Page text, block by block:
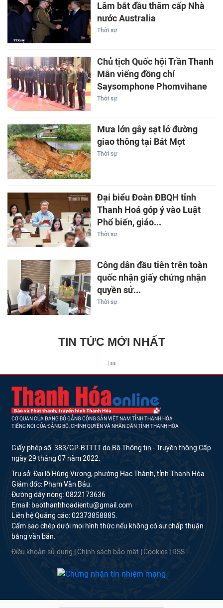
Lâm bắt đầu thăm cấp Nhà
nước Australia
Thời sự
Chủ tịch Quốc hội Trần Thanh
Mẫn viếng đồng chí
Saysomphone Phomvihane
Thời sự
Mưa lớn gây sạt lở đường
giao thông tại Bát Mọt
Thời sự
Đại biểu Đoàn ĐBQH tỉnh
Thanh Hoá góp ý vào Luật
Phổ biến, giáo...
Thời sự
Công dân đầu tiên trên toàn
quốc nhận giấy chứng nhận
quyền sử...
Thời sự
TIN TỨC MỚI NHẤT
CƠ QUAN CỦA ĐẢNG BỘ ĐẢNG CỘNG SẢN VIỆT NAM TỈNH THANH HÓA
TIẾNG NÓI CỦA ĐẢNG BỘ, CHÍNH QUYỀN VÀ NHÂN DÂN TỈNH THANH HÓA
Giấy phép số: 383/GP-BTTTT do Bộ Thông tin - Truyền thông Cấp
ngày 29 tháng 07 năm 2022.
Trụ sở: Đại lộ Hùng Vương, phường Hạc Thành, tỉnh Thanh Hóa
Giám đốc: Phạm Văn Báu.
Đường dây nóng: 0822173636
Email: baothanhhoadientu@gmail.com
Liên hệ Quảng cáo: 02373858885.
Cấm sao chép dưới mọi hình thức nếu không có sự chấp thuận
bằng văn bản.
Điều khoản sử dụng Chính sách bảo mật Cookies RSS